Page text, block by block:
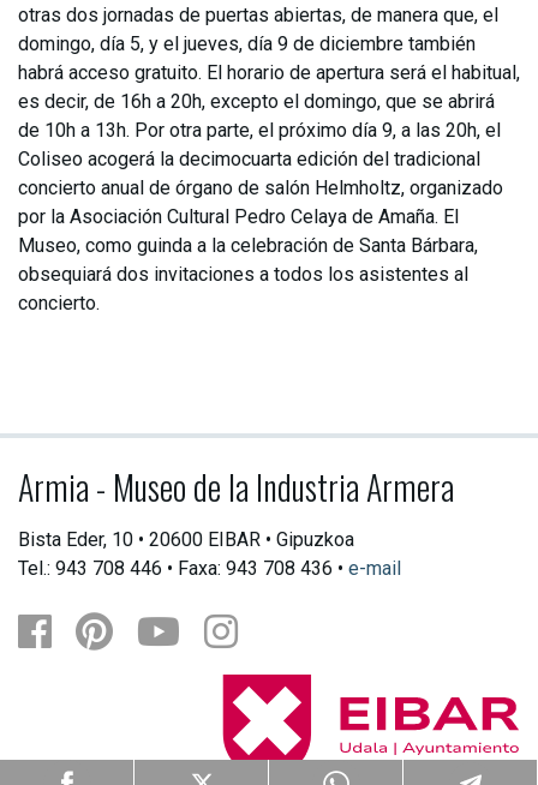
otras dos jornadas de puertas abiertas, de manera que, el
domingo, día 5, y el jueves, día 9 de diciembre también
habrá acceso gratuito. El horario de apertura será el habitual,
es decir, de 16h a 20h, excepto el domingo, que se abrirá
de 10h a 13h. Por otra parte, el próximo día 9, a las 20h, el
Coliseo acogerá la decimocuarta edición del tradicional
concierto anual de órgano de salón Helmholtz, organizado
por la Asociación Cultural Pedro Celaya de Amaña. El
Museo, como guinda a la celebración de Santa Bárbara,
obsequiará dos invitaciones a todos los asistentes al
concierto.
Armia - Museo de la Industria Armera
Bista Eder, 10 • 20600 EIBAR • Gipuzkoa
Tel.: 943 708 446 • Faxa: 943 708 436 • e-mail